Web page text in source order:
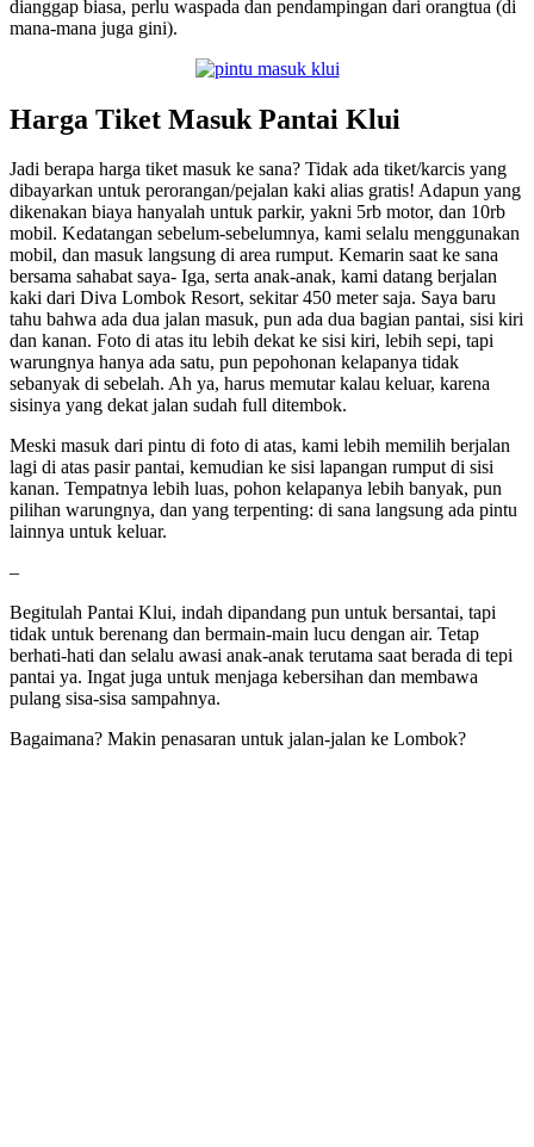
dianggap biasa, perlu waspada dan pendampingan dari orangtua (di
mana-mana juga gini).
Harga Tiket Masuk Pantai Klui
Jadi berapa harga tiket masuk ke sana? Tidak ada tiket/karcis yang
dibayarkan untuk perorangan/pejalan kaki alias gratis! Adapun yang
dikenakan biaya hanyalah untuk parkir, yakni 5rb motor, dan 10rb
mobil. Kedatangan sebelum-sebelumnya, kami selalu menggunakan
mobil, dan masuk langsung di area rumput. Kemarin saat ke sana
bersama sahabat saya- Iga, serta anak-anak, kami datang berjalan
kaki dari Diva Lombok Resort, sekitar 450 meter saja. Saya baru
tahu bahwa ada dua jalan masuk, pun ada dua bagian pantai, sisi kiri
dan kanan. Foto di atas itu lebih dekat ke sisi kiri, lebih sepi, tapi
warungnya hanya ada satu, pun pepohonan kelapanya tidak
sebanyak di sebelah. Ah ya, harus memutar kalau keluar, karena
sisinya yang dekat jalan sudah full ditembok.
Meski masuk dari pintu di foto di atas, kami lebih memilih berjalan
lagi di atas pasir pantai, kemudian ke sisi lapangan rumput di sisi
kanan. Tempatnya lebih luas, pohon kelapanya lebih banyak, pun
pilihan warungnya, dan yang terpenting: di sana langsung ada pintu
lainnya untuk keluar.
–
Begitulah Pantai Klui, indah dipandang pun untuk bersantai, tapi
tidak untuk berenang dan bermain-main lucu dengan air. Tetap
berhati-hati dan selalu awasi anak-anak terutama saat berada di tepi
pantai ya. Ingat juga untuk menjaga kebersihan dan membawa
pulang sisa-sisa sampahnya.
Bagaimana? Makin penasaran untuk jalan-jalan ke Lombok?